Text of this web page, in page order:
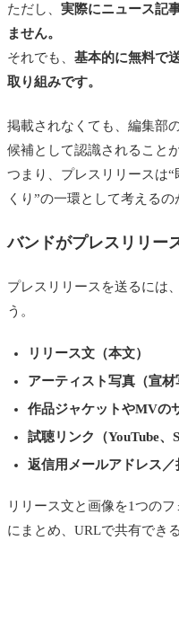
ただし、 実際にニュース記
ません。
それでも、 基本的に無料で
取り組みです。
掲載されなくても、編集部
候補として認識されること
つまり、プレスリリースは
くり”の一環として考えるの
バンドがプレスリリー
プレスリリースを送るには
う。
リリース文（本文）
アーティスト写真（宣材
作品ジャケットやMVの
試聴リンク（YouTube、
返信用メールアドレス／
リリース文と画像を1つのフ
にまとめ、URLで共有でき